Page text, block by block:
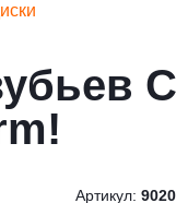
С
Артикул: